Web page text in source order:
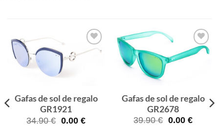
Gafas
Gafas de sol de regalo
GR1921
34.90€ El
0.00 €El
Gafas
de sol
Gafas de sol de regalo
GR2678
39.90€ El
0.00 €El